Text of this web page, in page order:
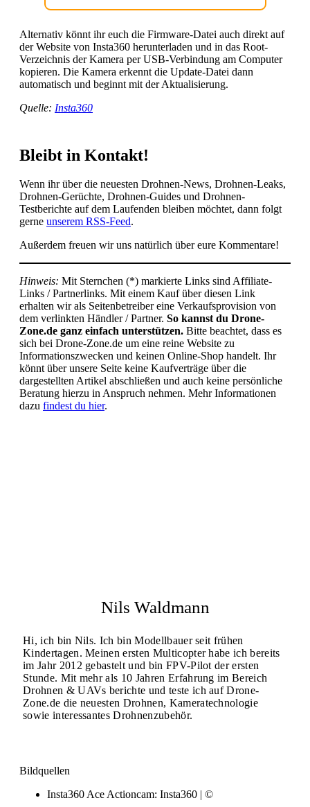
Alternativ könnt ihr euch die Firmware-Datei auch direkt auf
der Website von Insta360 herunterladen und in das Root-
Verzeichnis der Kamera per USB-Verbindung am Computer
kopieren. Die Kamera erkennt die Update-Datei dann
automatisch und beginnt mit der Aktualisierung.
Quelle: Insta360
Bleibt in Kontakt!
Wenn ihr über die neuesten Drohnen-News, Drohnen-Leaks,
Drohnen-Gerüchte, Drohnen-Guides und Drohnen-
Testberichte auf dem Laufenden bleiben möchtet, dann folgt
gerne unserem RSS-Feed.
Außerdem freuen wir uns natürlich über eure Kommentare!
Hinweis: Mit Sternchen (*) markierte Links sind Affiliate-
Links / Partnerlinks. Mit einem Kauf über diesen Link
erhalten wir als Seitenbetreiber eine Verkaufsprovision von
dem verlinkten Händler / Partner. So kannst du Drone-
Zone.de ganz einfach unterstützen. Bitte beachtet, dass es
sich bei Drone-Zone.de um eine reine Website zu
Informationszwecken und keinen Online-Shop handelt. Ihr
könnt über unsere Seite keine Kaufverträge über die
dargestellten Artikel abschließen und auch keine persönliche
Beratung hierzu in Anspruch nehmen. Mehr Informationen
dazu findest du hier.
Nils Waldmann
Hi, ich bin Nils. Ich bin Modellbauer seit frühen
Kindertagen. Meinen ersten Multicopter habe ich bereits
im Jahr 2012 gebastelt und bin FPV-Pilot der ersten
Stunde. Mit mehr als 10 Jahren Erfahrung im Bereich
Drohnen & UAVs berichte und teste ich auf Drone-
Zone.de die neuesten Drohnen, Kameratechnologie
sowie interessantes Drohnenzubehör.
Bildquellen
Insta360 Ace Actioncam: Insta360 | ©